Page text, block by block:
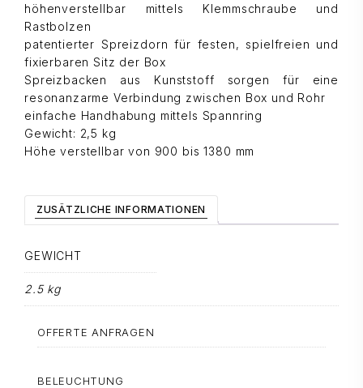
höhenverstellbar mittels Klemmschraube und
Rastbolzen
patentierter Spreizdorn für festen, spielfreien und
fixierbaren Sitz der Box
Spreizbacken aus Kunststoff sorgen für eine
resonanzarme Verbindung zwischen Box und Rohr
einfache Handhabung mittels Spannring
Gewicht: 2,5 kg
Höhe verstellbar von 900 bis 1380 mm
ZUSÄTZLICHE INFORMATIONEN
GEWICHT
2.5 kg
OFFERTE ANFRAGEN
BELEUCHTUNG